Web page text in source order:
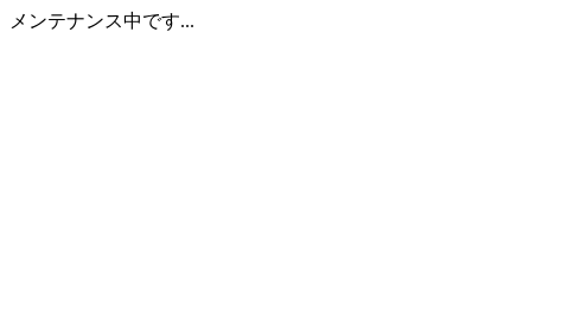
メンテナンス中です...